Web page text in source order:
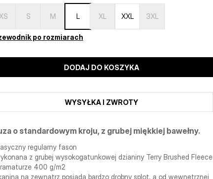
XS S M L XL XXL 3XL
po rozmiarach
DODAJ DO KOSZYKA
WYSYŁKA I ZWROTY
o standardowym kroju, z grubej miękkiej bawełny.
regularny fason
z grubej wysokogatunkowej dzianiny Terry Brushed Fleece
400 g/m2
na zewnątrz posiada bardzo drobny splot, a od wewnętrznej